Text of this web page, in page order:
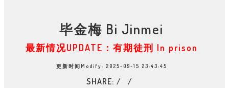
毕金梅 Bi Jinmei
最新情况UPDATE：有期徒刑 In prison
更新时间Modify: 2025-09-15 23:43:45
SHARE: